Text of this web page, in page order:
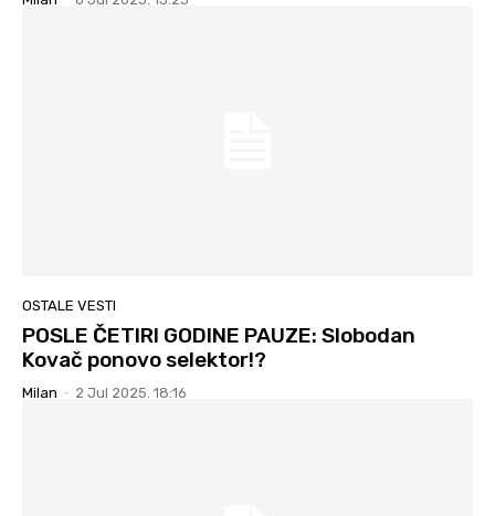
OSTALE VESTI
POSLE ČETIRI GODINE PAUZE: Slobodan
Kovač ponovo selektor!?
Milan - 2 Jul 2025. 18:16